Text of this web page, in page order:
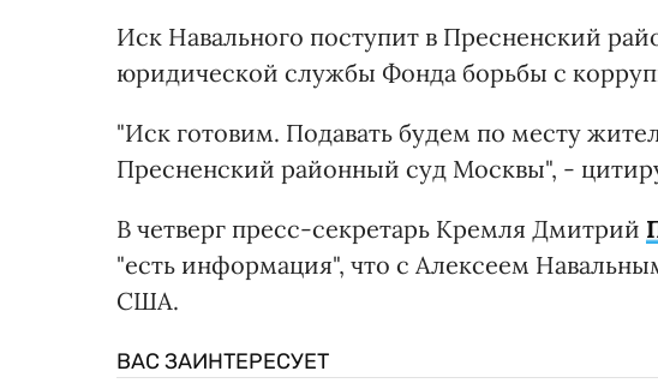
Иск Навального поступит в Пресненский
юридической службы Фонда борьбы с
"Иск готовим. Подавать будем по месту
Пресненский районный суд Москвы", -
В четверг пресс-секретарь Кремля Дмитрий
"есть информация", что с Алексеем
США.
ВАС ЗАИНТЕРЕСУЕТ